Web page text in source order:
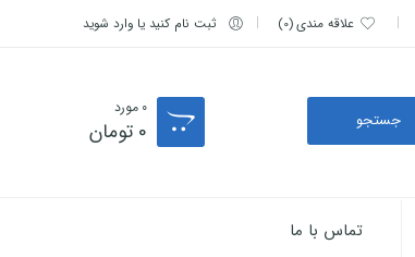
علاقه مندی 0 ثبت نام کنید یا وارد شوید
0 مورد
0 تومان
تماس با ما